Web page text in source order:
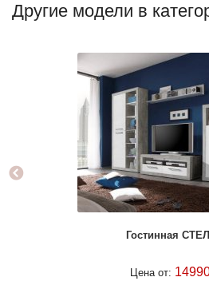
Другие модели в
Гостинная
Цена от: